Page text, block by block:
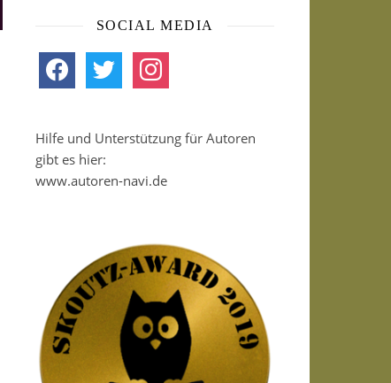
SOCIAL MEDIA
facebook twitter instagram
Hilfe und Unterstützung für Autoren
gibt es hier:
www.autoren-navi.de